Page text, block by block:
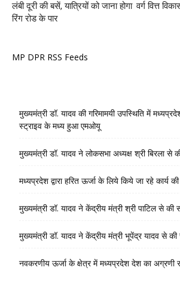
लंबी दूरी की बसें, यात्रियों को जाना होगा
रिंग रोड के पार
वर्ग वित्त
MP DPR RSS Feeds
मुख्यमंत्री डॉ. यादव की गरिमामयी उपस्थिति में
स्ट्राइव के मध्य हुआ एमओयू
मुख्यमंत्री डॉ. यादव ने लोकसभा अध्यक्ष श्री बिरला से
मध्यप्रदेश द्वारा हरित ऊर्जा के लिये किये जा रहे कार्य
मुख्यमंत्री डॉ. यादव ने केंद्रीय मंत्री श्री पाटिल से की
मुख्यमंत्री डॉ. यादव ने केंद्रीय मंत्री भूपेंद्र यादव से
नवकरणीय ऊर्जा के क्षेत्र में मध्यप्रदेश देश का अग्रणी